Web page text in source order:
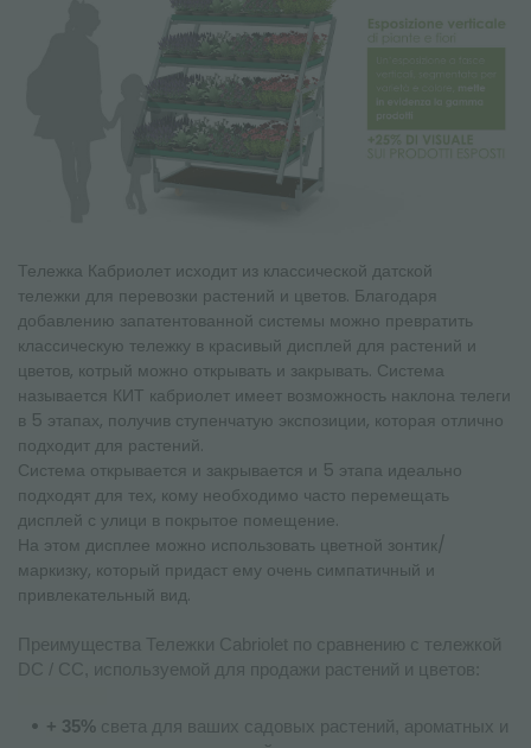
Тележка Кабриолет исходит из классической датской
тележки для перевозки растений и цветов. Благодаря
добавлению запатентованной системы можно превратить
классическую тележку в красивый дисплей для растений и
цветов, котрый можно открывать и закрывать. Система
называется КИТ кабриолет имеет возможность наклона телеги
в 5 этапах, получив ступенчатую экспозиции, которая отлично
подходит для растений.
Система открывается и закрывается и 5 этапа идеально
подходят для тех, кому необходимо часто перемещать
дисплей с улици в покрытое помещение.
На этом дисплее можно использовать цветной зонтик/
маркизку, который придаст ему очень симпатичный и
привлекательный вид.
Преимущества Тележки Cabriolet по сравнению с тележкой
DC / CC, используемой для продажи растений и цветов:
+ 35% света для ваших садовых растений, ароматных и